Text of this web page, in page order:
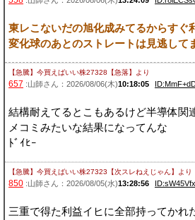
東レこないだの旭化成みてるからすぐ
変化球のあとのストレートは見逃して
【急騰】今買えばいい株27328【急落】 より
657 :山師さん：2026/08/06(木)10:18:05
結構耐えてるとこもあるけど半導体関
メコミみたいな結果になってんな
ﾄﾞｲﾋｰ
【急騰】今買えばいい株27323【次スレねえじゃん】 より
850 :山師さん：2026/08/05(水)13:28:56
三重で得た利益イヒに全部持ってかれ